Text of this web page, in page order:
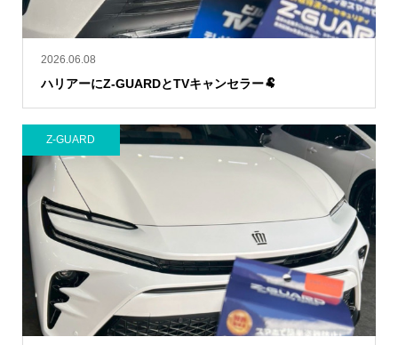
2026.06.08
ハリアーにZ-GUARDとTVキャンセラー🐏
Z-GUARD